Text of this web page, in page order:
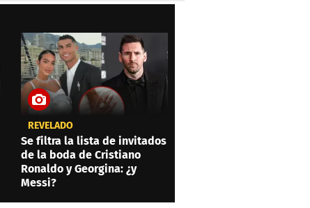
REVELADO
Se filtra la lista de invitados
de la boda de Cristiano
Ronaldo y Georgina: ¿y
Messi?